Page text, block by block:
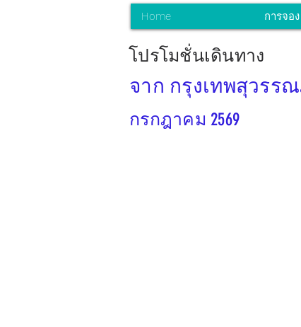
Home การจอง
โปรโมชั่นเดินทาง
จาก กรุงเทพสุวรร
กรกฎาคม 2569